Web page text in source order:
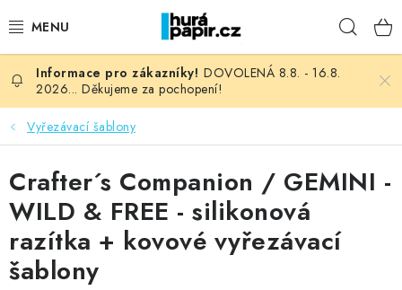
na
NOVINKY
HURÁ DÍLNA
VŠECHNO ZBOŽÍ
KNIHAŘSKÝ MATERIÁL
KURZY NATY LYSAK
DOVOLENÁ 8.8. - 16.8.
2026... Děkujeme za pochopení!
Vyřezávací šablony
Crafter´s Companion / GEMINI -
WILD & FREE - silikonová
razítka + kovové vyřezávací
šablony